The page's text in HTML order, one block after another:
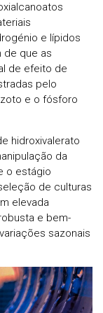
e lípidos
de que as
de efeito de
pelo
e o fósforo
hidroxivalerato
da
o estágio
de culturas
elevada
e bem-
sazonais